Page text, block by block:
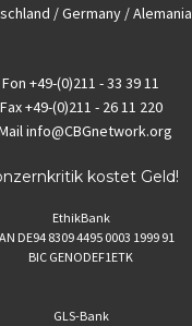
/ Germany / Alemania
Fon +49-(0)211 - 33 39 11
Fax+49-(0)211 - 26 11 220
info@CBGnetwork.org
kostet Geld!
EthikBank
DE94 8309 4495 0003 1999 91
BIC GENODEF1ETK
GLS-Bank